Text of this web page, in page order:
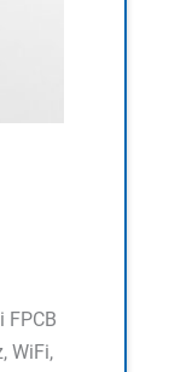
FPCB
WiFi,